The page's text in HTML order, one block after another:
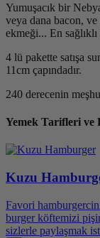
Yumuşacık bir
veya dana bacon, ve
ekmeği... En
4 lü pakette satışa
11cm çapındadır.
240 derecenin
Yemek Tarifleri ve
Kuzu
Favori
burger köftemizi
sizlerle paylaşmak